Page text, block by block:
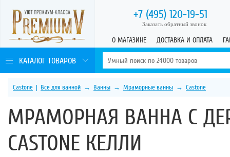
+7 (495) 120-19-51
Заказать обратный звонок
О МАГАЗИНЕ ДОСТАВКА И ОПЛАТА
КАТАЛОГ ТОВАРОВ
Castone | Все для ванной → Ванны → Мраморные ванны → Castone
МРАМОРНАЯ ВАННА С
CASTONE КЕЛЛИ